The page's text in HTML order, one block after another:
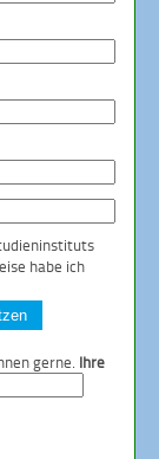
habe ich
gerne. Ihre